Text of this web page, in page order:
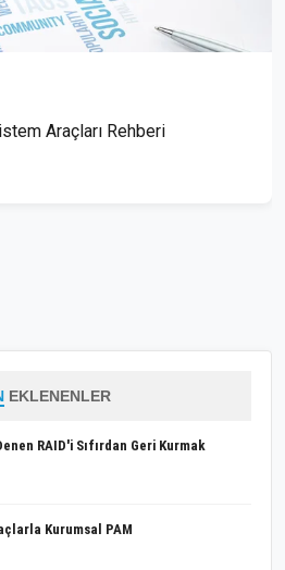
Araçları Rehberi
EKLENENLER
RAID'i Sıfırdan Geri Kurmak
Kurumsal PAM